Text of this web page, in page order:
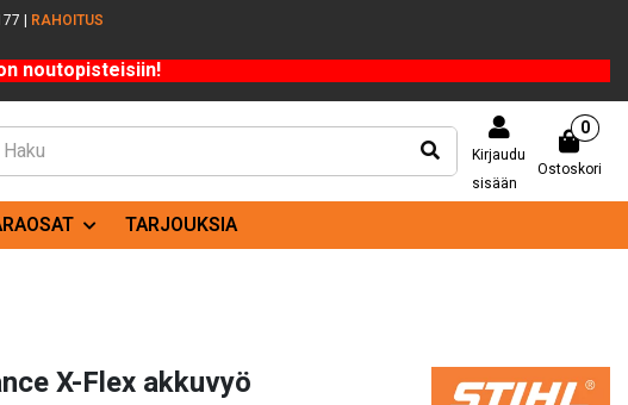
| RAHOITUS
noutopisteisiin!
Kirjaudu
sisään
Ostoskori
0
TARJOUKSIA
X-Flex akkuvyö